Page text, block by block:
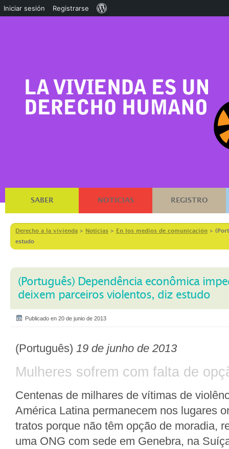
SABER NOTICIAS REGISTRO
Derecho a la vivienda > Notícias > En los medios de comunicación >
estudo
(Português) Dependência econômica
deixem parceiros violentos, diz estudo
Publicado en 20 de junio de 2013
(Português) 19 de junho de 2013
Mulheres sofrem com falta de
Centenas de milhares de vítimas de
América Latina permanecem nos lugares
tratos porque não têm opção de moradia,
uma ONG com sede em Genebra, na
Iniciar sesión Registrarse